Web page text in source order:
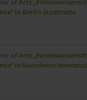
of Arts
in Berlin-Stadtmitte
of Arts
in Mannheim-